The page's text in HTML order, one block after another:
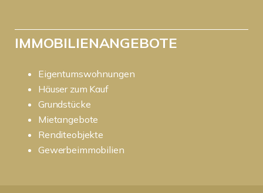
IMMOBILIENANGEBOTE
Eigentumswohnungen
Häuser zum Kauf
Grundstücke
Mietangebote
Renditeobjekte
Gewerbeimmobilien